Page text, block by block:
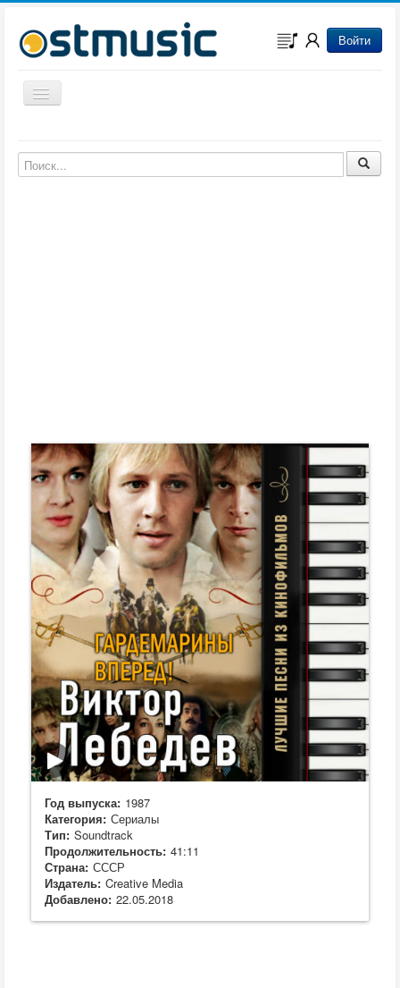
Войти
Включить/выключить навигацию
Музыка из мультфильмов
Музыка из сериалов
Год выпуска: 1987
Категория: Сериалы
Тип: Soundtrack
Продолжительность: 41:11
Страна: СССР
Издатель: Creative Media
Добавлено: 22.05.2018